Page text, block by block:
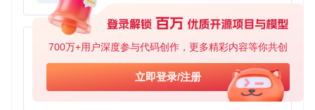
700万+用户深度参与代码创作，更多精彩内容等你共创
立即登录/注册
者能专注于单一功能优化，近半年已有17个功能插件被合并
到主项目。
行动指南：如何参与这场技术革命
入门三步法：从玩家到贡献者的转变
git clone https://gitcode.co
AionUi
免费、本地、开源的 24/7 全天候 Cowork 应用，以及适用于 Gemini CLI、Claude Code、Codex、OpenCode、Qwen Code、Goose CLI、Auggie 等的 OpenClaw | 🌟 喜欢就点star吧
TypeScript
0 6